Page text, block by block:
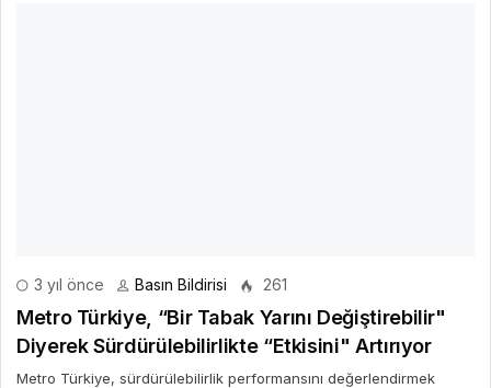
3 yıl önce Basın Bildirisi 261
Metro Türkiye, “Bir Tabak Yarını Değiştirebilir"
Diyerek Sürdürülebilirlikte “Etkisini" Artırıyor
Metro Türkiye, sürdürülebilirlik performansını değerlendirmek